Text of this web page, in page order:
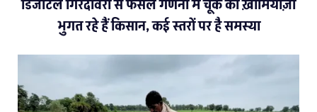
डिजीटल गिरदावरी से फसल गणना में चूक का ख़ामियाज़ा
भुगत रहे हैं किसान, कई स्तरों पर है समस्या